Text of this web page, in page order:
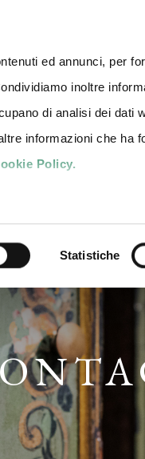
ed annunci, per
inoltre
di analisi dei dati
informazioni che ha
Policy.
Statistiche
AREA CONTACT